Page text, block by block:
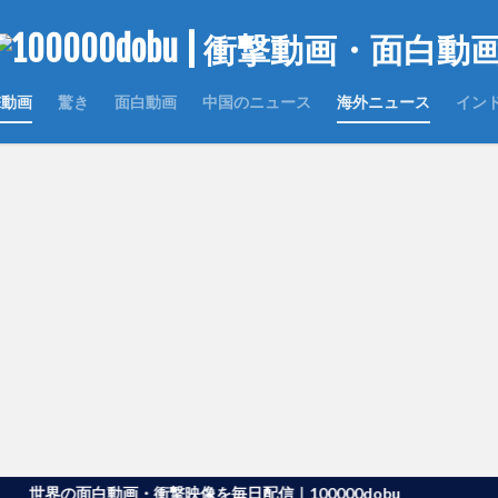
画 驚き 面白動画 中国のニュース 海外ニュース イン
の面白動画・衝撃映像を毎日配信｜100000dobu